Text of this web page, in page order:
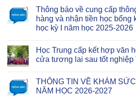
Thông báo về cung cấp
hàng và nhận tiền học bổng
học kỳ I năm học 2025-2026
Học Trung cấp kết hợp văn
cửa tương lai sau tốt nghiệp
THÔNG TIN VỀ KHÁM
NĂM HỌC 2026-2027